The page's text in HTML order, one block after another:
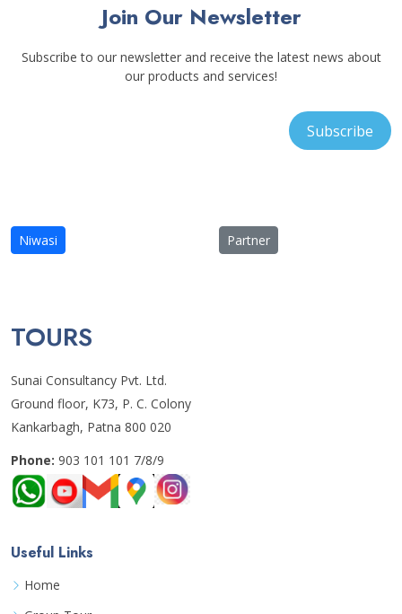
Join Our Newsletter
Subscribe to our newsletter and receive the latest news about
our products and services!
Niwasi Partner
TOURS
Sunai Consultancy Pvt. Ltd.
Ground floor, K73, P. C. Colony
Kankarbagh, Patna 800 020
Phone: 903 101 101 7/8/9
Useful Links
Home